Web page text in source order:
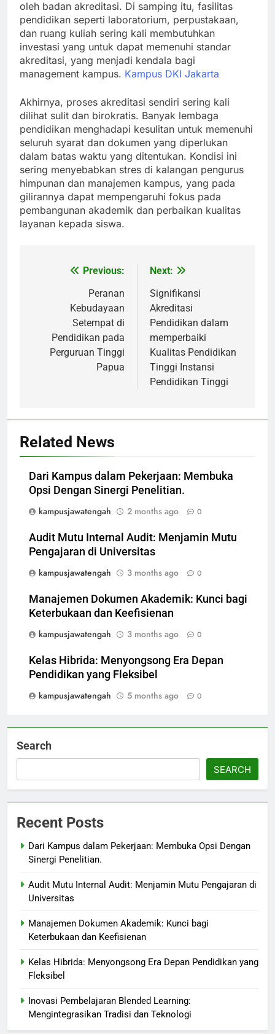
oleh badan akreditasi. Di samping itu, fasilitas
pendidikan seperti laboratorium, perpustakaan,
dan ruang kuliah sering kali membutuhkan
investasi yang untuk dapat memenuhi standar
akreditasi, yang menjadi kendala bagi
management kampus. Kampus DKI Jakarta
Akhirnya, proses akreditasi sendiri sering kali
dilihat sulit dan birokratis. Banyak lembaga
pendidikan menghadapi kesulitan untuk memenuhi
seluruh syarat dan dokumen yang diperlukan
dalam batas waktu yang ditentukan. Kondisi ini
sering menyebabkan stres di kalangan pengurus
himpunan dan manajemen kampus, yang pada
gilirannya dapat mempengaruhi fokus pada
pembangunan akademik dan perbaikan kualitas
layanan kepada siswa.
navigation
Previous:
Peranan
Kebudayaan
Setempat di
Pendidikan pada
Perguruan Tinggi
Papua
Next:
Signifikansi
Akreditasi
Pendidikan dalam
memperbaiki
Kualitas Pendidikan
Tinggi Instansi
Pendidikan Tinggi
Related News
Dari Kampus dalam Pekerjaan: Membuka
Opsi Dengan Sinergi Penelitian.
kampusjawatengah
2 months ago 0
Audit Mutu Internal Audit: Menjamin Mutu
Pengajaran di Universitas
kampusjawatengah
3 months ago 0
Manajemen Dokumen Akademik: Kunci bagi
Keterbukaan dan Keefisienan
kampusjawatengah
3 months ago 0
Kelas Hibrida: Menyongsong Era Depan
Pendidikan yang Fleksibel
kampusjawatengah
5 months ago 0
Search
SEARCH
Recent Posts
Dari Kampus dalam Pekerjaan: Membuka Opsi Dengan
Sinergi Penelitian.
Audit Mutu Internal Audit: Menjamin Mutu Pengajaran di
Universitas
Manajemen Dokumen Akademik: Kunci bagi
Keterbukaan dan Keefisienan
Kelas Hibrida: Menyongsong Era Depan Pendidikan yang
Fleksibel
Inovasi Pembelajaran Blended Learning:
Mengintegrasikan Tradisi dan Teknologi